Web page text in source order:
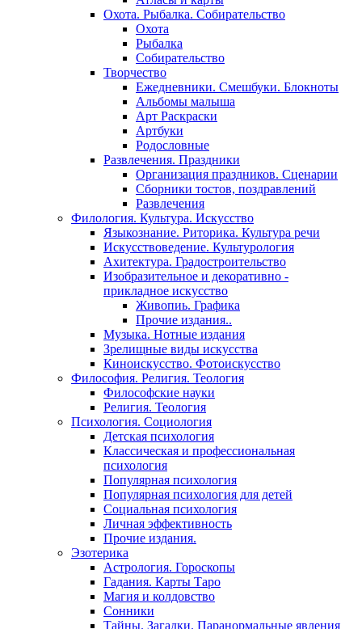
Охота. Рыбалка. Собирательство
Охота
Рыбалка
Собирательство
Творчество
Ежедневники. Смешбуки. Блокноты
Альбомы малыша
Арт Раскраски
Артбуки
Родословные
Развлечения. Праздники
Организация праздников. Сценарии
Сборники тостов, поздравлений
Развлечения
Филология. Культура. Искусство
Языкознание. Риторика. Культура речи
Искусствоведение. Культурология
Ахитектура. Градостроительство
Изобразительное и декоративно -
прикладное искусство
Живопиь. Графика
Прочие издания..
Музыка. Нотные издания
Зрелищные виды искусства
Киноискусство. Фотоискусство
Философия. Религия. Теология
Философские науки
Религия. Теология
Психология. Социология
Детская психология
Классическая и профессиональная
психология
Популярная психология
Популярная психология для детей
Социальная психология
Личная эффективность
Прочие издания.
Эзотерика
Астрология. Гороскопы
Гадания. Карты Таро
Магия и колдовство
Сонники
Тайны. Загадки. Паранормальные явления